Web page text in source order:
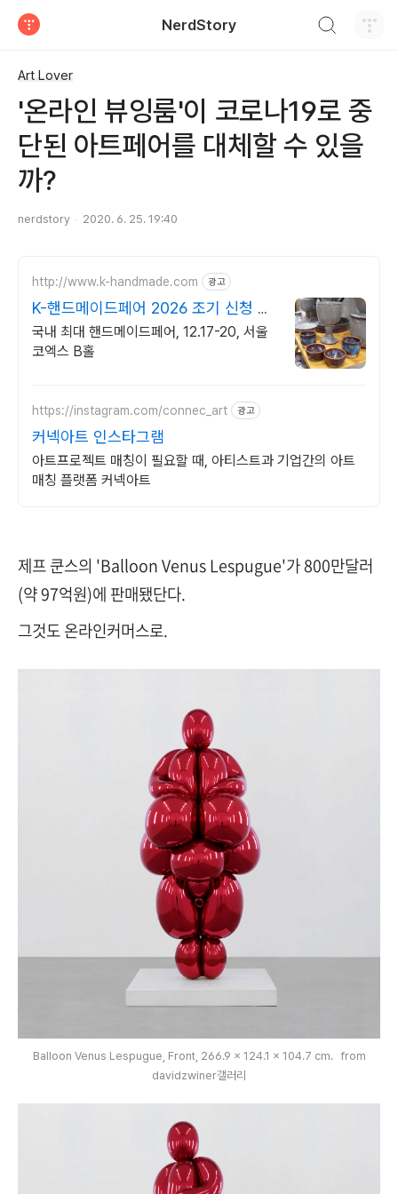
NerdStory
Art Lover
'온라인 뷰잉룸'이 코로나19로 중
단된 아트페어를 대체할 수 있을
까?
nerdstory 2020. 6. 25. 19:40
http://www.k-handmade.com 광고
K-핸드메이드페어 2026 조기 신청 기
간 참가비 할인
국내 최대 핸드메이드페어, 12.17-20, 서울
코엑스 B홀
https://instagram.com/connec_art 광고
커넥아트 인스타그램
아트프로젝트 매칭이 필요할 때, 아티스트과 기업간의 아트
매칭 플랫폼 커넥아트
제프 쿤스의 'Balloon Venus Lespugue'가 800만달러
(약 97억원)에 판매됐단다.
그것도 온라인커머스로.
Balloon Venus Lespugue, Front, 266.9 x 124.1 x 104.7 cm. from
davidzwiner갤러리